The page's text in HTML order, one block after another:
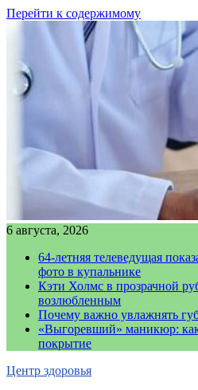
Перейти к содержимому
6 августа, 2026
64-летняя телеведущая
фото в купальнике
Кэти Холмс в прозрачной
возлюбленным
Почему важно увлажнять
«Выгоревший» маникюр: как
покрытие
Центр здоровья